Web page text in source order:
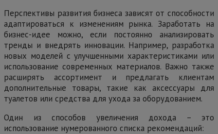
Перспективы развития бизнеса зависят от способности
адаптироваться к изменениям рынка. Заработать на
бизнес-идее можно, если постоянно анализировать
тренды и внедрять инновации. Например, разработка
новых моделей с улучшенными характеристиками или
использование современных материалов. Важно также
расширять ассортимент и предлагать клиентам
дополнительные товары, такие как аксессуары для
туалетов или средства для ухода за оборудованием.
Один из способов увеличения дохода – это
использование нумерованного списка рекомендаций: